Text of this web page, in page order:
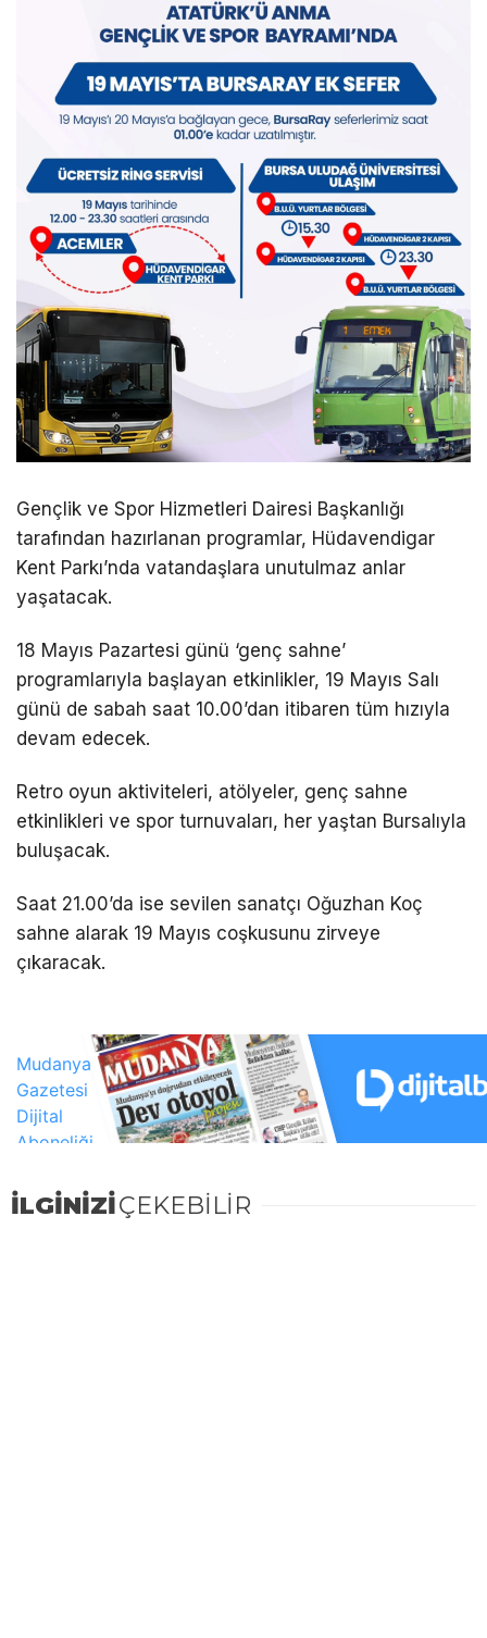
Gençlik ve Spor Hizmetleri Dairesi Başkanlığı
tarafından hazırlanan programlar, Hüdavendigar
Kent Parkı’nda vatandaşlara unutulmaz anlar
yaşatacak.
18 Mayıs Pazartesi günü ‘genç sahne’
programlarıyla başlayan etkinlikler, 19 Mayıs Salı
günü de sabah saat 10.00’dan itibaren tüm hızıyla
devam edecek.
Retro oyun aktiviteleri, atölyeler, genç sahne
etkinlikleri ve spor turnuvaları, her yaştan Bursalıyla
buluşacak.
Saat 21.00’da ise sevilen sanatçı Oğuzhan Koç
sahne alarak 19 Mayıs coşkusunu zirveye
çıkaracak.
İLGİNİZİÇEKEBİLİR